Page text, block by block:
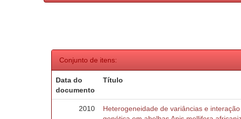
Conjunto de itens:
Data do
documento
Título
2010
Heterogeneidade de variâncias e